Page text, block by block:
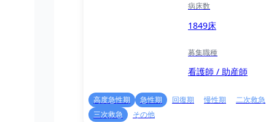
病床数
1849床
募集職種
看護師 / 助産師
高度急性期 急性期 回復期 慢性期
二次救急
三次救急
その他